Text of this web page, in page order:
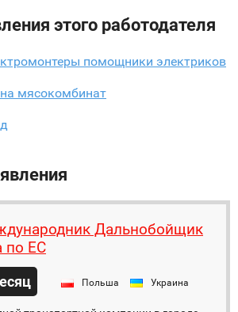
этого работодателя
помощники электриков
мясокомбинат
Дальнобойщик
по ЕС
Польша Украина